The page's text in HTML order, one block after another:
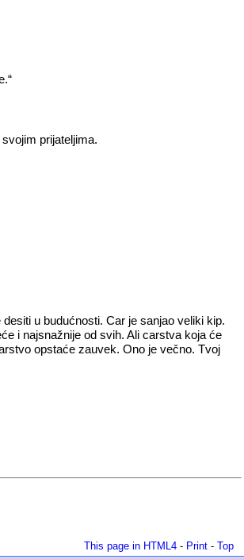
prijateljima.
u budućnosti. Car je sanjao veliki kip.
i najsnažnije od svih. Ali carstva koja će
opstaće zauvek. Ono je večno. Tvoj
This page in HTML4 - Print - Top